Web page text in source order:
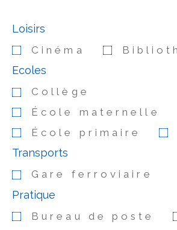
Loisirs
Cinéma
Ecoles
Collège
École maternelle
École primaire
Transports
Gare ferroviaire
Pratique
Bureau de poste